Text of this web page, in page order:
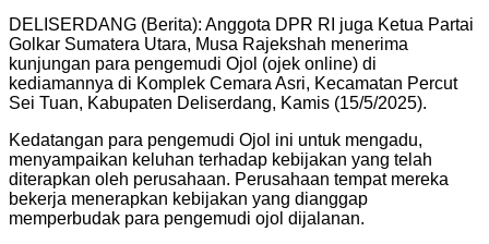
DELISERDANG (Berita): Anggota DPR RI juga Ketua Partai
Golkar Sumatera Utara, Musa Rajekshah menerima
kunjungan para pengemudi Ojol (ojek online) di
kediamannya di Komplek Cemara Asri, Kecamatan Percut
Sei Tuan, Kabupaten Deliserdang, Kamis (15/5/2025).
Kedatangan para pengemudi Ojol ini untuk mengadu,
menyampaikan keluhan terhadap kebijakan yang telah
diterapkan oleh perusahaan. Perusahaan tempat mereka
bekerja menerapkan kebijakan yang dianggap
memperbudak para pengemudi ojol dijalanan.